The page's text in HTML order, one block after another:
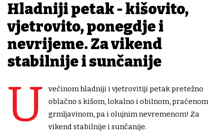
Hladniji petak - kišovito,
vjetrovito, ponegdje i
nevrijeme. Za vikend
stabilnije i sunčanije
U
većinom hladniji i vjetrovitiji petak pretežno
oblačno s kišom, lokalno i obilnom, praćenom
grmljavinom, pa i olujnim nevremenom! Za
vikend stabilnije i sunčanije.